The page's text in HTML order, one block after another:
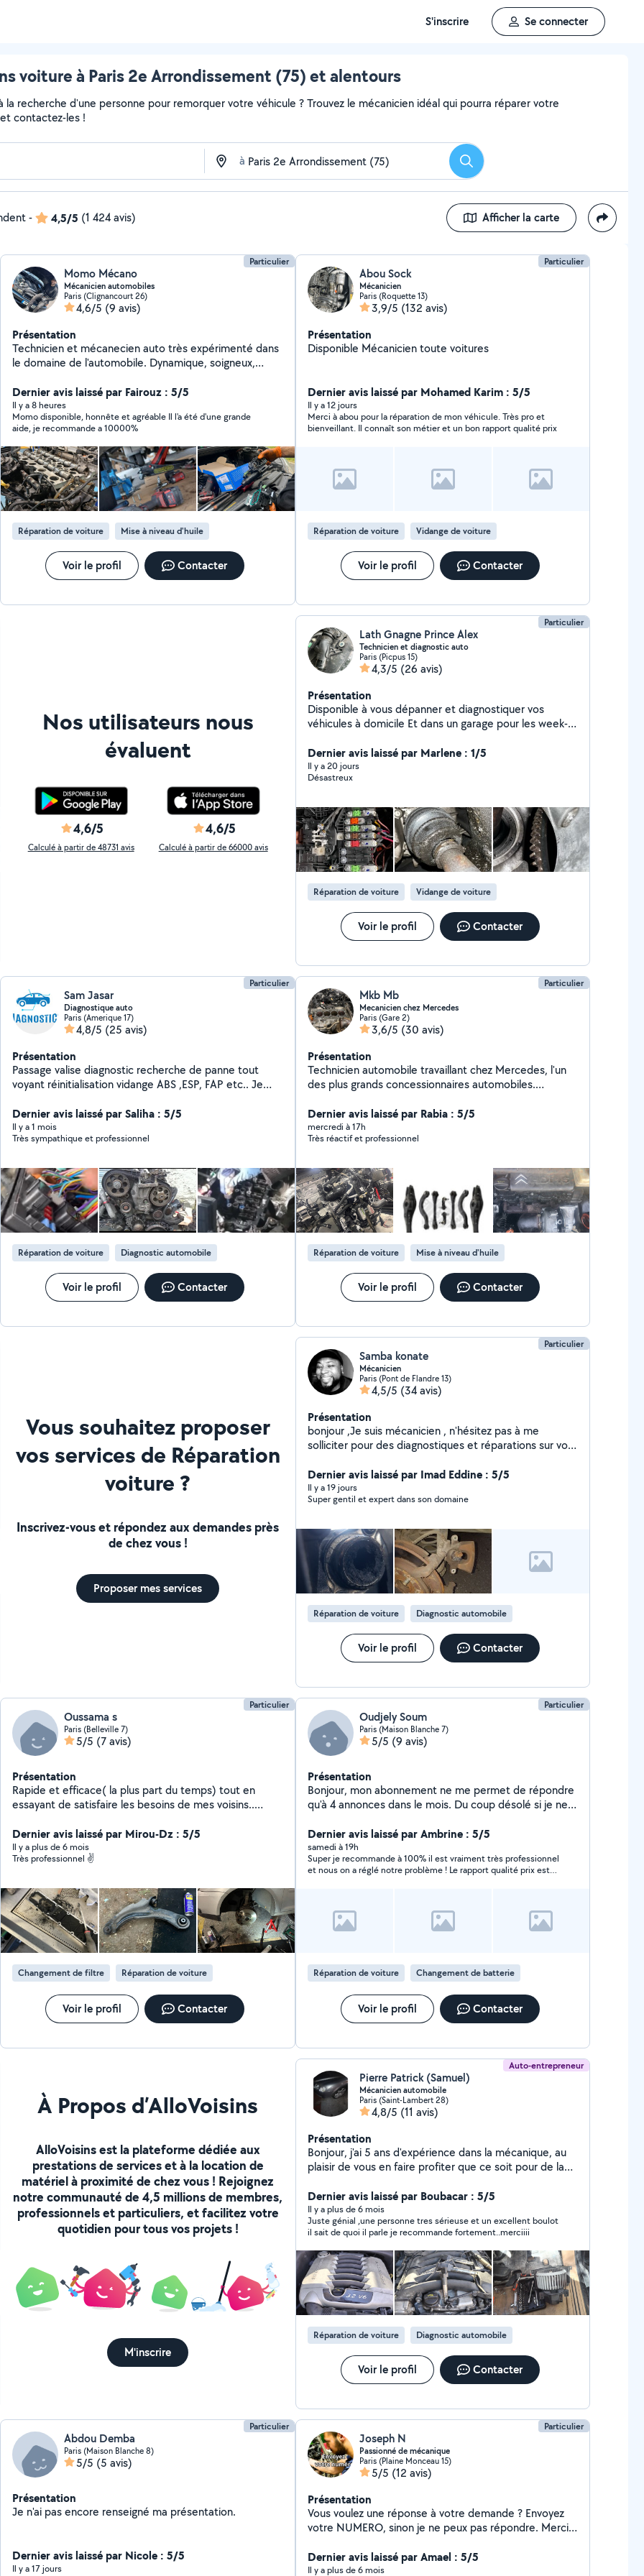
S'inscrire Se connecter
voiture à Paris 2e Arrondissement (75) et alentours
recherche d'une personne pour remorquer votre véhicule ? Trouvez le mécanicien idéal qui pourra réparer votre
contactez-les !
à Rechercher
- 4,5/5 (1 424 avis) Afficher la carte
Particulier
Momo Mécano
Mécanicien automobiles
Paris (Clignancourt 26)
4,6/5 (9 avis)
Présentation
Technicien et mécanecien auto très expérimenté dans
le domaine de l'automobile. Dynamique, soigneux,
problèmes mécaniques et électriques sur place à votre
domicile où sur le lieux de panne. Interventions
mécaniques et électroniques : Embrayage Distribution
Freinage Suspension Demarreur Alternateur
Changement de moteur Joint de culasse Entretien et
vidange Vérification avant achat Système antipollution
(fap, Adblue, Egr) Passage valise et diagnostique Pour
plus de renseignements, n'hésitez pas à me contacter.
Dernier avis laissé par Fairouz : 5/5
Il y a 8 heures
Momo disponible, honnête et agréable Il l'a été d'une grande
aide, je recommande a 10000%
Réparation de voiture Mise à niveau d'huile
Voir le profil Contacter
Particulier
Abou Sock
Mécanicien
Paris (Roquette 13)
3,9/5 (132 avis)
Présentation
Disponible Mécanicien toute voitures
Dernier avis laissé par Mohamed Karim : 5/5
Il y a 12 jours
Merci à abou pour la réparation de mon véhicule. Très pro et
bienveillant. Il connaît son métier et un bon rapport qualité prix
Réparation de voiture Vidange de voiture
Voir le profil Contacter
Nos utilisateurs nous
évaluent
4,6/5
Calculé à partir de 48731 avis
4,6/5
Calculé à partir de 66000 avis
Particulier
Lath Gnagne Prince Alex
Technicien et diagnostic auto
Paris (Picpus 15)
4,3/5 (26 avis)
Présentation
Disponible à vous dépanner et diagnostiquer vos
véhicules à domicile Et dans un garage pour les week-
Dernier avis laissé par Marlene : 1/5
Il y a 20 jours
Désastreux
Réparation de voiture Vidange de voiture
Voir le profil Contacter
Particulier
Sam Jasar
Diagnostique auto
Paris (Amerique 17)
4,8/5 (25 avis)
Présentation
Passage valise diagnostic recherche de panne tout
voyant réinitialisation vidange ABS ,ESP, FAP etc.. Je
avez une panne dans votre véhicule quelques soit le
voyant possibilité de faire la réparation à domicile ou
dans votre lieu de travail Tout véhicules merci de me
vais également du transport déménagement
Dernier avis laissé par Saliha : 5/5
Il y a 1 mois
Très sympathique et professionnel
Réparation de voiture Diagnostic automobile
Voir le profil Contacter
Particulier
Mkb Mb
Mecanicien chez Mercedes
Paris (Gare 2)
3,6/5 (30 avis)
Présentation
Technicien automobile travaillant chez Mercedes, l'un
des plus grands concessionnaires automobiles.
chaîne selon moteur) Turbo Injecteurs Alternateur /
démarreur Amortisseurs / ressorts Disques et
plaquettes de frein Roulements Cardans / soufflets
Vidange boîte automatique / mécanique Diagnostic
électronique valise Recherche de panne Capteurs
(pression, température, ABS, etc.) Circuit de
dépression / suralimentation Nettoyage vanne EGR
Petites réparations et entretien général Travail propre,
méthodique et sérieux. Possibilité d'envoyer des
photos avant Explications claires sur la panne et les
réparations effectuées.
Dernier avis laissé par Rabia : 5/5
mercredi à 17h
Très réactif et professionnel
Réparation de voiture Mise à niveau d'huile
Voir le profil Contacter
Vous souhaitez proposer
vos services de Réparation
voiture ?
Inscrivez-vous et répondez aux demandes près
de chez vous !
Proposer mes services
Particulier
Samba konate
Mécanicien
Paris (Pont de Flandre 13)
4,5/5 (34 avis)
Présentation
bonjour ,Je suis mécanicien , n'hésitez pas à me
solliciter pour des diagnostiques et réparations sur vos
renseignement, je dispose également d'une valise de
diagnostic. Au plaisir de vous dépanner . Cordialement
Dernier avis laissé par Imad Eddine : 5/5
Il y a 19 jours
Super gentil et expert dans son domaine
Réparation de voiture Diagnostic automobile
Voir le profil Contacter
Particulier
Oussama s
Paris (Belleville 7)
5/5 (7 avis)
Présentation
Rapide et efficace( la plus part du temps) tout en
essayant de satisfaire les besoins de mes voisins..
Dernier avis laissé par Mirou-Dz : 5/5
Il y a plus de 6 mois
Très professionnel ✌️
Changement de filtre Réparation de voiture
Voir le profil Contacter
Particulier
Oudjely Soum
Paris (Maison Blanche 7)
5/5 (9 avis)
Présentation
Bonjour, mon abonnement ne me permet de répondre
qu'à 4 annonces dans le mois. Du coup désolé si je ne
laisser votre contact et je vous rappel.
Dernier avis laissé par Ambrine : 5/5
samedi à 19h
Super je recommande à 100% il est vraiment très professionnel
et nous on a réglé notre problème ! Le rapport qualité prix est
Réparation de voiture Changement de batterie
Voir le profil Contacter
À Propos d’AlloVoisins
AlloVoisins est la plateforme dédiée aux
prestations de services et à la location de
matériel à proximité de chez vous ! Rejoignez
notre communauté de 4,5 millions de membres,
professionnels et particuliers, et facilitez votre
quotidien pour tous vos projets !
M'inscrire
Auto-entrepreneur
Pierre Patrick (Samuel)
Mécanicien automobile
Paris (Saint-Lambert 28)
4,8/5 (11 avis)
Présentation
Bonjour, j'ai 5 ans d'expérience dans la mécanique, au
plaisir de vous en faire profiter que ce soit pour de la
Dernier avis laissé par Boubacar : 5/5
Il y a plus de 6 mois
Juste génial ,une personne tres sérieuse et un excellent boulot
il sait de quoi il parle je recommande fortement..merciiii
Réparation de voiture Diagnostic automobile
Voir le profil Contacter
Particulier
Abdou Demba
Paris (Maison Blanche 8)
5/5 (5 avis)
Présentation
Je n'ai pas encore renseigné ma présentation.
Dernier avis laissé par Nicole : 5/5
Il y a 17 jours
Particulier
Joseph N
Passionné de mécanique
Paris (Plaine Monceau 15)
5/5 (12 avis)
Présentation
Vous voulez une réponse à votre demande ? Envoyez
votre NUMERO, sinon je ne peux pas répondre. Merci
avez marre des escrocs et des incompétents ? Moi
aussi. C'est pourquoi je vous propose mes services en
Dernier avis laissé par Amael : 5/5
Il y a plus de 6 mois